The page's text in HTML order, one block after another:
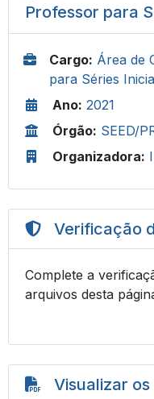
Professor para
Cargo: Área de
para Séries
Ano: 2021
Órgão: SEED/
Organizadora:
Verificação
Complete a
arquivos desta
Visualizar